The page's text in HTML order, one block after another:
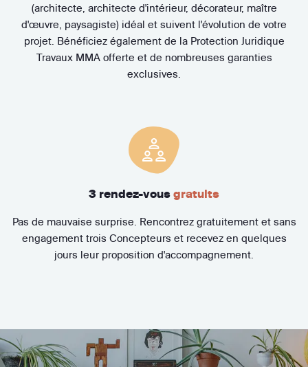
(architecte, architecte d'intérieur, décorateur, maître
d'œuvre, paysagiste) idéal et suivent l'évolution de votre
projet. Bénéficiez également de la Protection Juridique
Travaux MMA offerte et de nombreuses garanties
exclusives.
3 rendez-vous gratuits
Pas de mauvaise surprise. Rencontrez gratuitement et sans
engagement trois Concepteurs et recevez en quelques
jours leur proposition d'accompagnement.